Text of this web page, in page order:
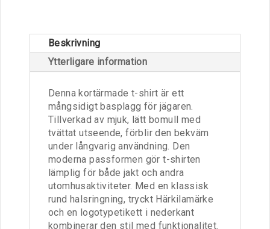
Beskrivning
Ytterligare information
Denna kortärmade t-shirt är ett
mångsidigt basplagg för jägaren.
Tillverkad av mjuk, lätt bomull med
tvättat utseende, förblir den bekväm
under långvarig användning. Den
moderna passformen gör t-shirten
lämplig för både jakt och andra
utomhusaktiviteter. Med en klassisk
rund halsringning, tryckt Härkilamärke
och en logotypetikett i nederkant
kombinerar den stil med funktionalitet.